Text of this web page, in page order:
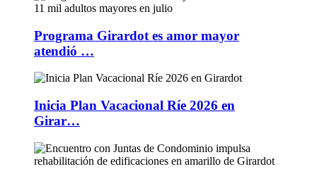
Programa Girardot es amor mayor
atendió …
Inicia Plan Vacacional Ríe 2026 en
Girar…